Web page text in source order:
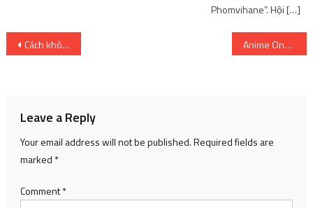
Phomvihane”. Hội […]
Post
Cách khôi phục tin nhắn zalo dễ dàng nhất ai cũng có thể làm được Anime One Piece và hàng loạt siêu phẩm khác ngừng phát sóng vì bị hack
Leave a Reply
Your email address will not be published.Required fields are
marked *
Comment*